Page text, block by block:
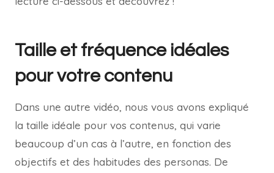
Taille et fréquence idéales
pour votre contenu
Dans une autre vidéo, nous vous avons expliqué
la taille idéale pour vos contenus, qui varie
beaucoup d’un cas à l’autre, en fonction des
objectifs et des habitudes des personas. De